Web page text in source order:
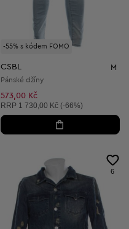
-55% s kódem FOMO
CSBL M
Pánské džíny
573,00 Kč
Doporučená cena:
RRP 1 730,00 Kč (-66%)
6